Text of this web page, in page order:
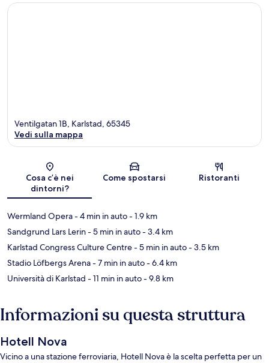
Mappa
Ventilgatan 1B, Karlstad, 65345
Vedi sulla mappa
Cosa c’è nei
dintorni?
Come spostarsi Ristoranti
Wermland Opera- 4 min in auto- 1.9 km
Sandgrund Lars Lerin- 5 min in auto- 3.4 km
Karlstad Congress Culture Centre- 5 min in auto- 3.5 km
Stadio Löfbergs Arena- 7 min in auto- 6.4 km
Università di Karlstad - 11 min in auto- 9.8 km
Informazioni su questa struttura
Hotell Nova
Vicino a una stazione ferroviaria, Hotell Nova è la scelta perfetta per un